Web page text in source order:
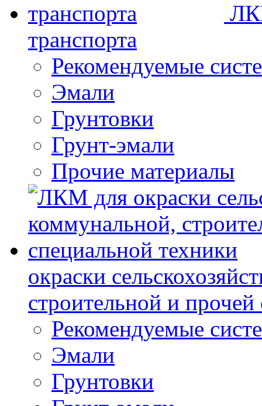
транспорта
Рекомендуемые
Эмали
Грунтовки
Грунт-эмали
Прочие материалы
окраски
строительной и
Рекомендуемые
Эмали
Грунтовки